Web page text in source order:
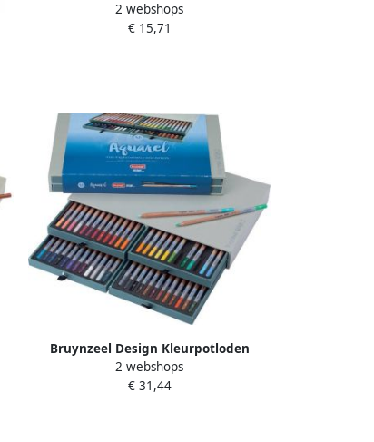
Bruynzeel 8835 Design aquarel
24stuks assorti
2 webshops
€ 15,71
Bruynzeel Design Kleurpotloden
Bruynzeel 8835 Design aquarel
48stuks assorti
2 webshops
€ 31,44